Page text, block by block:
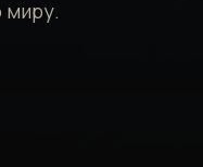
миру.